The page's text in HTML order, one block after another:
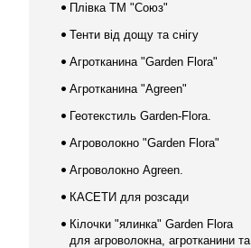
Плівка ТМ "Союз"
Тенти від дощу та снігу
Агротканина "Garden Flora"
Агротканина "Agreen"
Геотекстиль Garden-Flora.
Агроволокно "Garden Flora"
Агроволокно Agreen.
КАСЕТИ для розсади
Кілочки "ялинка" Garden Flora
для агроволокна, агротканини та